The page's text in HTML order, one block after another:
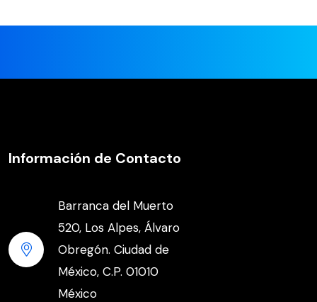
Información de Contacto
Barranca del Muerto
520, Los Alpes, Álvaro
Obregón. Ciudad de
México, C.P. 01010
México